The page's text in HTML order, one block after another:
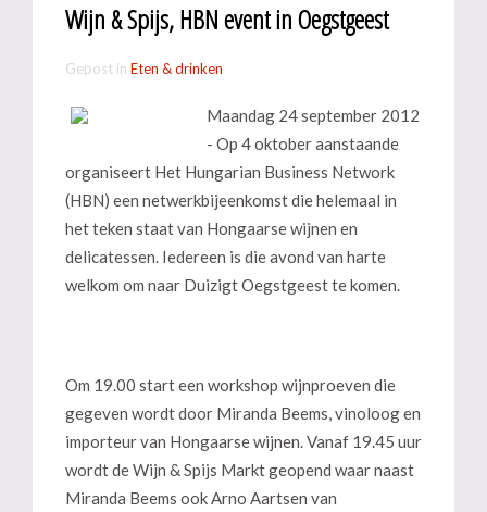
Wijn & Spijs, HBN event in Oegstgeest
Gepost in Eten & drinken
Maandag 24 september 2012
- Op 4 oktober aanstaande
organiseert Het Hungarian Business Network
(HBN) een netwerkbijeenkomst die helemaal in
het teken staat van Hongaarse wijnen en
delicatessen. Iedereen is die avond van harte
welkom om naar Duizigt Oegstgeest te komen.
Om 19.00 start een workshop wijnproeven die
gegeven wordt door Miranda Beems, vinoloog en
importeur van Hongaarse wijnen. Vanaf 19.45 uur
wordt de Wijn & Spijs Markt geopend waar naast
Miranda Beems ook Arno Aartsen van